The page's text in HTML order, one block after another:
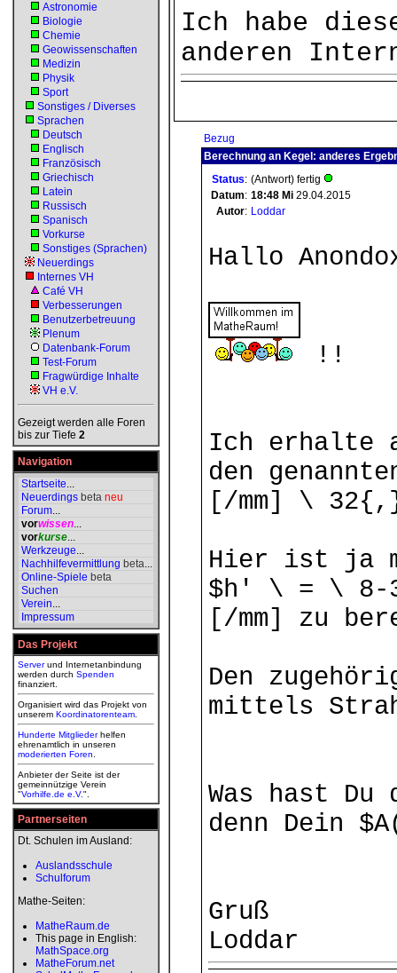
Astronomie
Biologie
Chemie
Geowissenschaften
Medizin
Physik
Sport
Sonstiges / Diverses
Sprachen
Deutsch
Englisch
Französisch
Griechisch
Latein
Russisch
Spanisch
Vorkurse
Sonstiges (Sprachen)
Neuerdings
Internes VH
Café VH
Verbesserungen
Benutzerbetreuung
Plenum
Datenbank-Forum
Test-Forum
Fragwürdige Inhalte
VH e.V.
Gezeigt werden alle Foren
bis zur Tiefe 2
Navigation
Startseite...
Neuerdings beta neu
Forum...
vorwissen...
vorkurse...
Werkzeuge...
Nachhilfevermittlung beta...
Online-Spiele beta
Suchen
Verein...
Impressum
Das Projekt
Serverund Internetanbindung
werden durch Spenden
finanziert.
Organisiert wird das Projekt von
unserem Koordinatorenteam
Hunderte Mitgliederhelfen
ehrenamtlich in unseren
moderierten Foren
Anbieter der Seite ist der
gemeinnützige Verein
"Vorhilfe.de e.V.".
Partnerseiten
Dt. Schulen im Ausland:
Auslandsschule
Schulforum
Mathe-Seiten:
MatheRaum.de
This page in English:
MathSpace.org
MatheForum.net
Ich habe
anderen
Bezug
Berechnung an Kegel: anderes
Status: (Antwort) fertig
Datum: 18:48 Mi 29.04.2015
Autor: Loddar
Hallo
!!
Ich erhalte
den
[/mm] \
Hier ist ja
$h' \ = \ 8-
[/mm] zu
Den
mittels
Was hast Du
denn Dein
Gruß
Loddar